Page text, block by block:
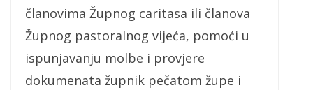
članovima Župnog caritasa ili članova
Župnog pastoralnog vijeća, pomoći u
ispunjavanju molbe i provjere
dokumenata župnik pečatom župe i